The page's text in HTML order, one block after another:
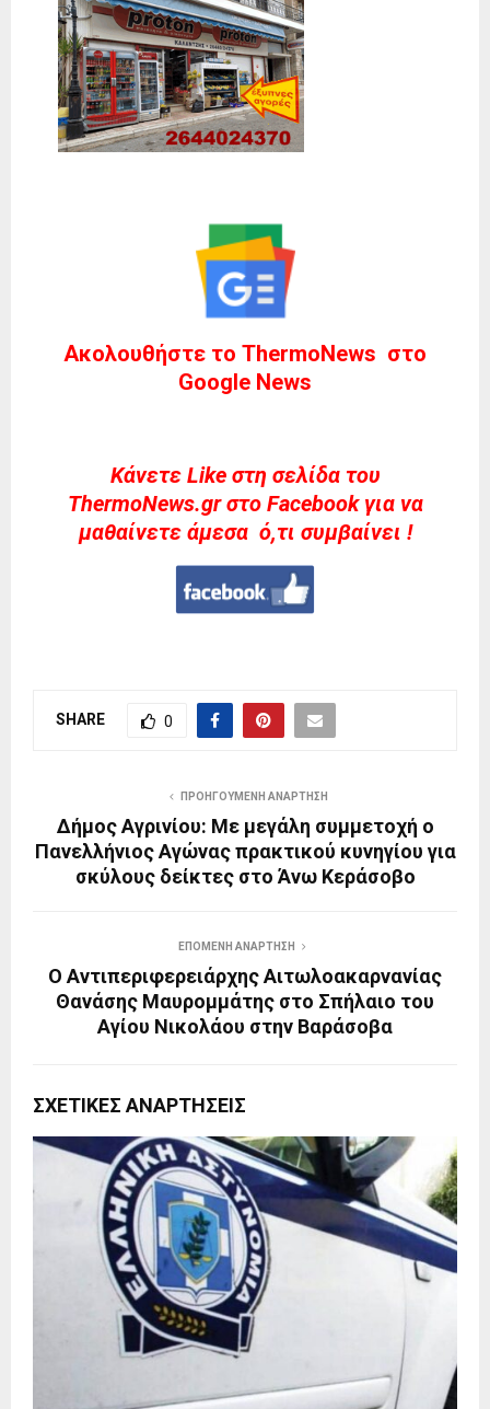
Ακολουθήστε το ThermoNews στο
Google News
Kάνετε Like στη σελίδα του
ThermoNews.gr στο Facebook για να
μαθαίνετε άμεσα ό,τι συμβαίνει !
SHARE 0
ΠΡΟΗΓΟΎΜΕΝΗ ΑΝΆΡΤΗΣΗ
Δήμος Αγρινίου: Με μεγάλη συμμετοχή ο
Πανελλήνιος Αγώνας πρακτικού κυνηγίου για
σκύλους δείκτες στο Άνω Κεράσοβο
ΕΠΌΜΕΝΗ ΑΝΆΡΤΗΣΗ
O Αντιπεριφερειάρχης Αιτωλοακαρνανίας
Θανάσης Μαυρομμάτης στο Σπήλαιο του
Αγίου Νικολάου στην Βαράσοβα
ΣΧΕΤΙΚΈΣ ΑΝΑΡΤΉΣΕΙΣ